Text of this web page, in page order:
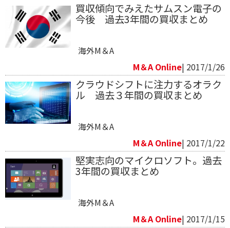
買収傾向でみえたサムスン電子の
今後 過去3年間の買収まとめ
海外M＆A
M＆A Online| 2017/1/26
クラウドシフトに注力するオラク
ル 過去３年間の買収まとめ
海外M＆A
M＆A Online| 2017/1/22
堅実志向のマイクロソフト。過去
3年間の買収まとめ
海外M＆A
M＆A Online| 2017/1/15